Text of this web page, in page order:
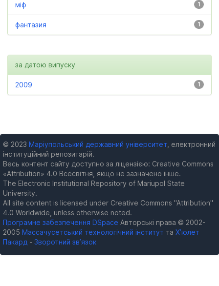
1
міф
1
фантазия
за датою випуску
1
2009
© 2023 Маріупольський державний університет , електронний
інституційний репозитарій.
Весь контент сайту доступно за ліцензією: Creative Commons
«Attribution» 4.0 Всесвітня, якщо не зазначено інше.
The Electronic Institutional Repository of Mariupol State
University.
All site content is licensed under Creative Commons "Attribution"
4.0 Worldwide, unless otherwise noted.
Програмне забезпечення DSpace Авторські права © 2002-
2005 Массачусетський технологічний інститут та Х’юлет
Пакард - Зворотний зв’язок